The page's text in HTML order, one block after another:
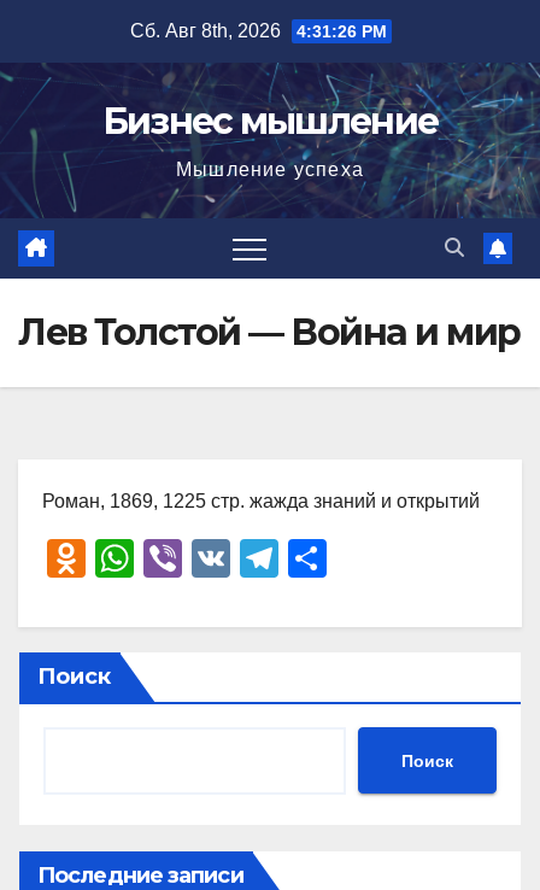
содержимому
Сб. Авг 8th, 2026 4:31:27 PM
Бизнес мышление
Мышление успеха
Лев Толстой — Война и мир
Роман, 1869, 1225 стр. жажда знаний и открытий
O
n
o
kl
ki
W
at
s
A
Vi
er
V
T
e
a
р
в
ть
Поиск
Поиск
Последние записи